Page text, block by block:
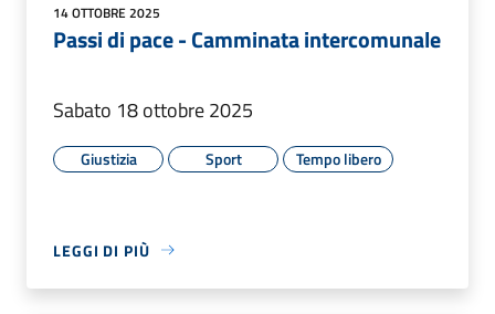
14 OTTOBRE 2025
Passi di pace - Camminata intercomunale
Sabato 18 ottobre 2025
Giustizia Sport Tempo libero
LEGGI DI PIÙ